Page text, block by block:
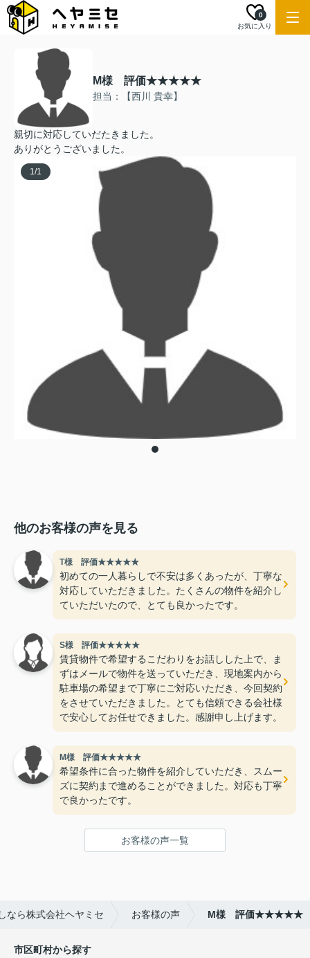
お気に入り
0
M様 評価★★★★★
担当：【西川 貴幸】
親切に対応していだたきました。
ありがとうございました。
1/1
他のお客様の声を見る
T様 評価★★★★★
初めての一人暮らしで不安は多くあったが、丁寧な
対応していただきました。たくさんの物件を紹介し
ていただいたので、とても良かったです。
S様 評価★★★★★
賃貸物件で希望するこだわりをお話しした上で、ま
ずはメールで物件を送っていただき、現地案内から
駐車場の希望まで丁寧にご対応いただき、今回契約
をさせていただきました。とても信頼できる会社様
で安心してお任せできました。感謝申し上げます。
M様 評価★★★★★
希望条件に合った物件を紹介していただき、スムー
ズに契約まで進めることができました。対応も丁寧
で良かったです。
お客様の声一覧
なら株式会社ヘヤミセ お客様の声 M様 評価★★★★★
市区町村から探す